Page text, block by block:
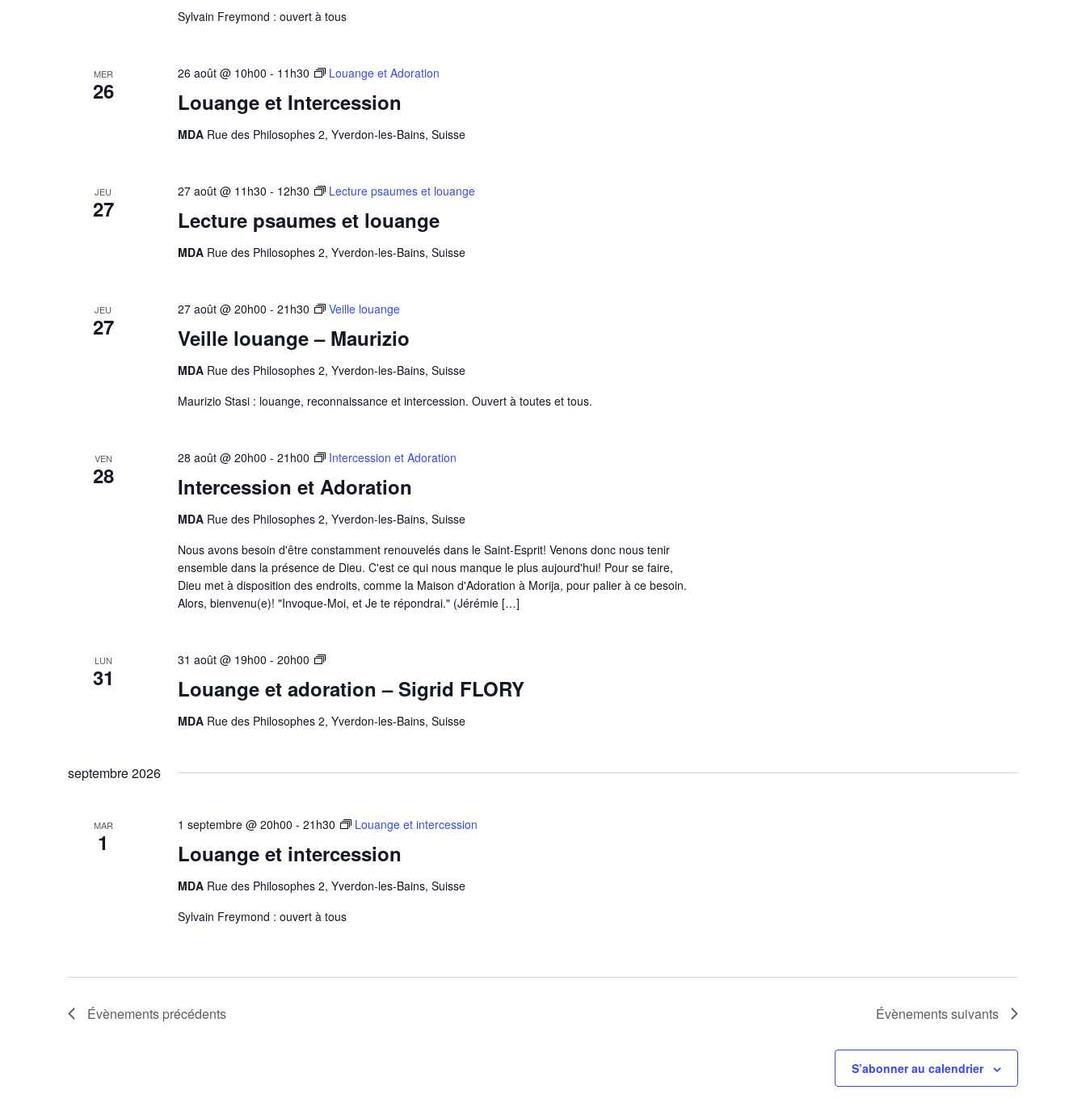
Sylvain Freymond : ouvert à tous
MER
26 Louange et Intercession
26 août @ 10h00 - 11h30 Louange et Adoration
MDA Rue des Philosophes 2, Yverdon-les-Bains, Suisse
JEU
27 Lecture psaumes et louange
27 août @ 11h30 - 12h30 Lecture psaumes et louange
MDA Rue des Philosophes 2, Yverdon-les-Bains, Suisse
JEU
27 Veille louange – Maurizio
27 août @ 20h00 - 21h30 Veille louange
MDA Rue des Philosophes 2, Yverdon-les-Bains, Suisse
Maurizio Stasi : louange, reconnaissance et intercession. Ouvert à toutes et tous.
VEN
28 Intercession et Adoration
28 août @ 20h00 - 21h00 Intercession et Adoration
MDA Rue des Philosophes 2, Yverdon-les-Bains, Suisse
Nous avons besoin d'être constamment renouvelés dans le Saint-Esprit! Venons donc nous tenir
ensemble dans la présence de Dieu. C'est ce qui nous manque le plus aujourd'hui! Pour se faire,
Dieu met à disposition des endroits, comme la Maison d'Adoration à Morija, pour palier à ce besoin.
Alors, bienvenu(e)! "Invoque-Moi, et Je te répondrai." (Jérémie […]
LUN
31 Louange et adoration – Sigrid FLORY
31 août @ 19h00 - 20h00
Louange
adoration
Sigrid
MDA Rue des Philosophes 2, Yverdon-les-Bains, Suisse
septembre 2026
MAR
1 Louange et intercession
1 septembre @ 20h00 - 21h30 Louange et intercession
MDA Rue des Philosophes 2, Yverdon-les-Bains, Suisse
Sylvain Freymond : ouvert à tous
Évènements précédents Évènementssuivants
S’abonner au calendrier